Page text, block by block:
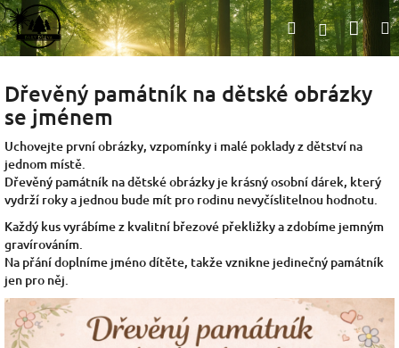
Přejít
na
obsah
HledatPřihlášení
Dřevěný památník na dětské obrázky
se jménem
Uchovejte první obrázky, vzpomínky i malé poklady z dětství na
jednom místě.
Dřevěný památník na dětské obrázky je krásný osobní dárek, který
vydrží roky a jednou bude mít pro rodinu nevyčíslitelnou hodnotu.
Každý kus vyrábíme z kvalitní březové překližky a zdobíme jemným
gravírováním.
Na přání doplníme jméno dítěte, takže vznikne jedinečný památník
jen pro něj.